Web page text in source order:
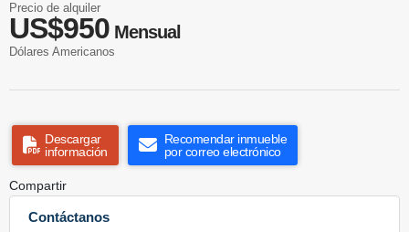
Precio de alquiler
US$950 Mensual
Dólares Americanos
Descargar
información
Recomendar inmueble
por correo electrónico
Compartir
Contáctanos